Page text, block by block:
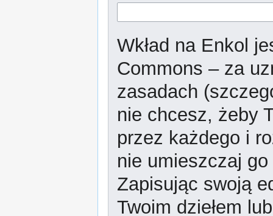
Wkład na Enkol
Commons – za
zasadach
nie chcesz, żeby
przez każdego i
nie umieszczaj
Zapisując swoją
Twoim dziełem